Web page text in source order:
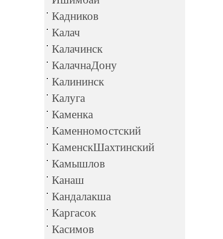
Кадников
Калач
Калачинск
КалачнаДону
Калининск
Калуга
Каменка
Каменномостский
КаменскШахтинский
Камышлов
Канаш
Кандалакша
Каргасок
Касимов